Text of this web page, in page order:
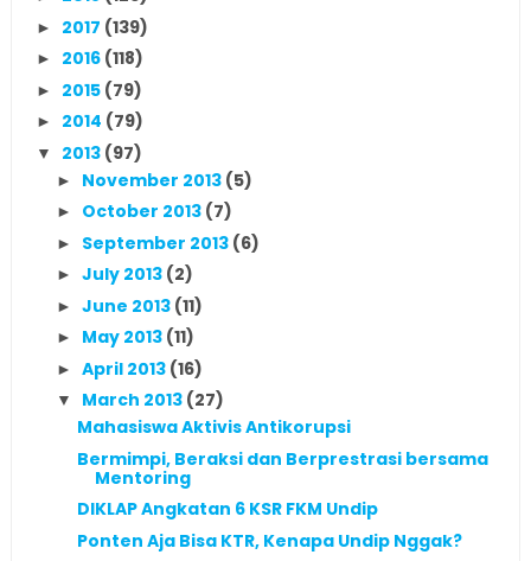
► 2017 (139)
► 2016 (118)
► 2015 (79)
► 2014 (79)
▼ 2013 (97)
► November 2013 (5)
► October 2013 (7)
► September 2013 (6)
► July 2013 (2)
► June 2013 (11)
► May 2013 (11)
► April 2013 (16)
▼ March 2013 (27)
Mahasiswa Aktivis Antikorupsi
Bermimpi, Beraksi dan Berprestrasi bersama
Mentoring
DIKLAP Angkatan 6 KSR FKM Undip
Ponten Aja Bisa KTR, Kenapa Undip Nggak?